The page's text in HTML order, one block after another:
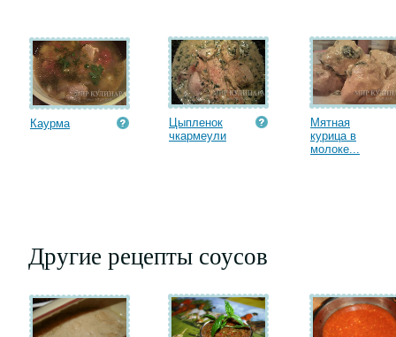
Каурма
Цыпленок
чкармеули
Мятная
курица в
молоке...
Другие рецепты соусов